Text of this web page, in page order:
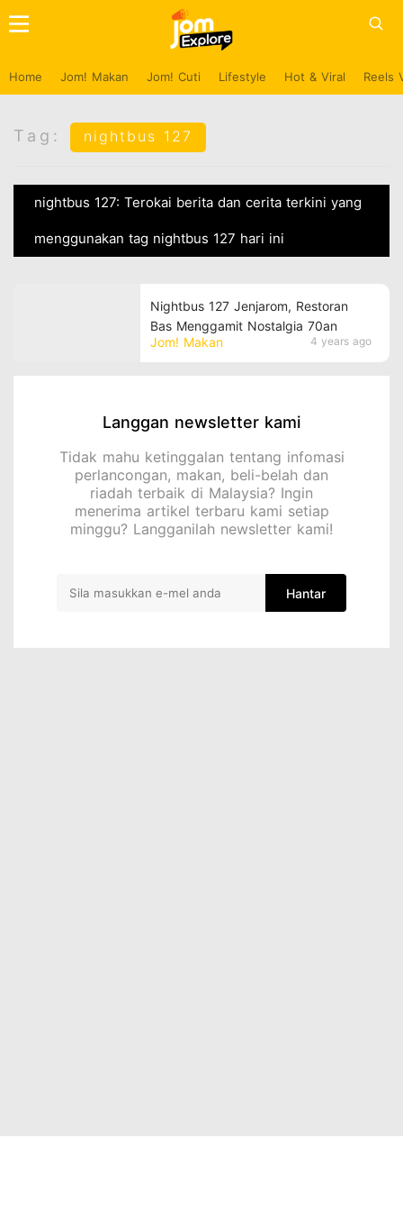
Home Jom! Makan Jom! Cuti Lifestyle Hot & Viral Reels
Tag: nightbus 127
nightbus 127: Terokai berita dan cerita terkini yang
menggunakan tag nightbus 127 hari ini
Jom! Makan 4 years ago
Nightbus 127 Jenjarom, Restoran
Bas Menggamit Nostalgia 70an
Langgan newsletter kami
Tidak mahu ketinggalan tentang infomasi
perlancongan, makan, beli-belah dan
riadah terbaik di Malaysia? Ingin
menerima artikel terbaru kami setiap
minggu? Langganilah newsletter kami!
Hantar